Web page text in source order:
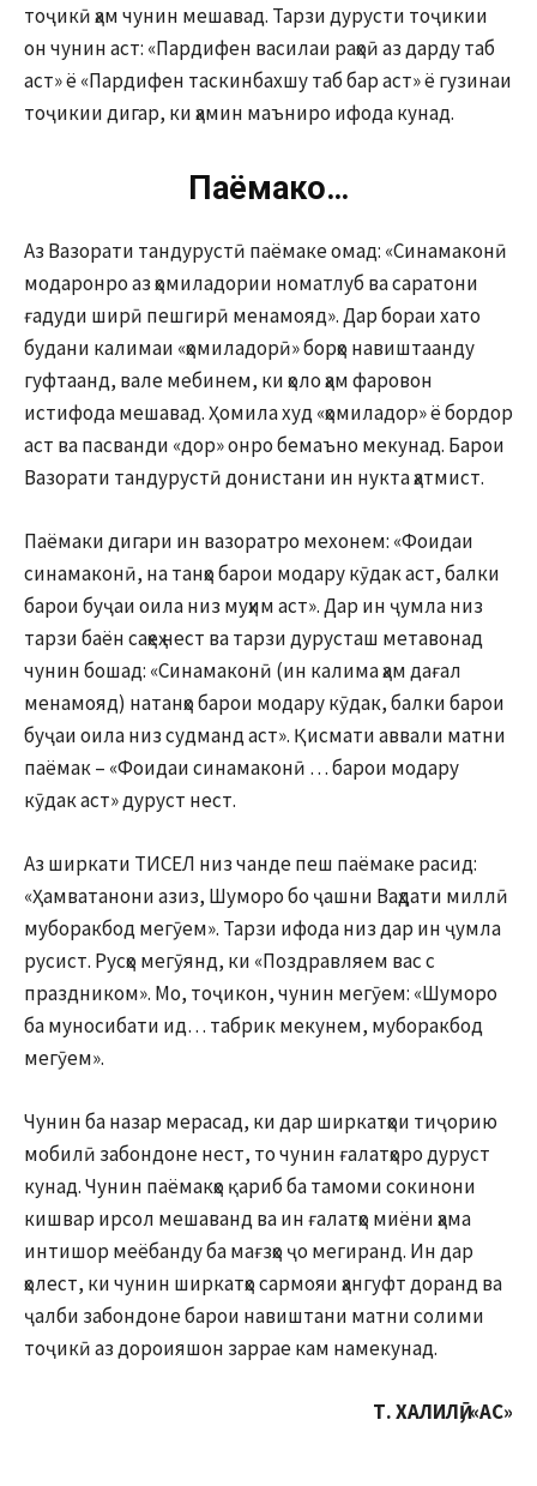
тоҷикӣ ҳам чунин мешавад. Тарзи дурусти тоҷикии
он чунин аст: «Пардифен василаи раҳоӣ аз дарду таб
аст» ё «Пардифен таскинбахшу таб бар аст» ё гузинаи
тоҷикии дигар, ки ҳамин маъниро ифода кунад.
Паёмакҳо…
Аз Вазорати тандурустӣ паёмаке омад: «Синамаконӣ
модаронро аз ҳомиладории номатлуб ва саратони
ғадуди ширӣ пешгирӣ менамояд». Дар бораи хато
будани калимаи «ҳомиладорӣ» борҳо навиштаанду
гуфтаанд, вале мебинем, ки ҳоло ҳам фаровон
истифода мешавад. Ҳомила худ «ҳомиладор» ё бордор
аст ва пасванди «дор» онро бемаъно мекунад. Барои
Вазорати тандурустӣ донистани ин нукта ҳатмист.
Паёмаки дигари ин вазоратро мехонем: «Фоидаи
синамаконӣ, на танҳо барои модару кӯдак аст, балки
барои буҷаи оила низ муҳим аст». Дар ин ҷумла низ
тарзи баён саҳеҳ нест ва тарзи дурусташ метавонад
чунин бошад: «Синамаконӣ (ин калима ҳам дағал
менамояд) натанҳо барои модару кӯдак, балки барои
буҷаи оила низ судманд аст». Қисмати аввали матни
паёмак – «Фоидаи синамаконӣ … барои модару
кӯдак аст» дуруст нест.
Аз ширкати ТИСЕЛ низ чанде пеш паёмаке расид:
«Ҳамватанони азиз, Шуморо бо ҷашни Ваҳдати миллӣ
муборакбод мегӯем». Тарзи ифода низ дар ин ҷумла
русист. Русҳо мегӯянд, ки «Поздравляем вас с
праздником». Мо, тоҷикон, чунин мегӯем: «Шуморо
ба муносибати ид… табрик мекунем, муборакбод
мегӯем».
Чунин ба назар мерасад, ки дар ширкатҳои тиҷорию
мобилӣ забондоне нест, то чунин ғалатҳоро дуруст
кунад. Чунин паёмакҳо қариб ба тамоми сокинони
кишвар ирсол мешаванд ва ин ғалатҳо миёни ҳама
интишор меёбанду ба мағзҳо ҷо мегиранд. Ин дар
ҳолест, ки чунин ширкатҳо сармояи ҳангуфт доранд ва
ҷалби забондоне барои навиштани матни солими
тоҷикӣ аз дороияшон заррае кам намекунад.
Т. ХАЛИЛӢ, «АС»